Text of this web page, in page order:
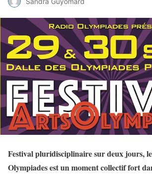
Festival pluridisciplinaire sur deux jours,
Olympiades est un moment collectif fort